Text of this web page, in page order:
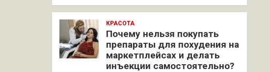
КРАСОТА
Почему нельзя покупать
препараты для похудения на
маркетплейсах и делать
инъекции самостоятельно?